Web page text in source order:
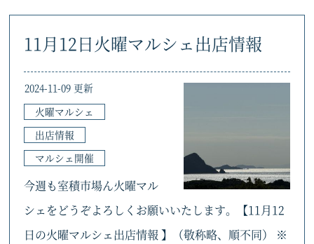
11月12日火曜マルシェ出店情報
2024-11-09 更新
火曜マルシェ
出店情報
マルシェ開催
今週も室積市場ん火曜マル
シェをどうぞよろしくお願いいたします。【11月12
日の火曜マルシェ出店情報 】（敬称略、順不同） ※